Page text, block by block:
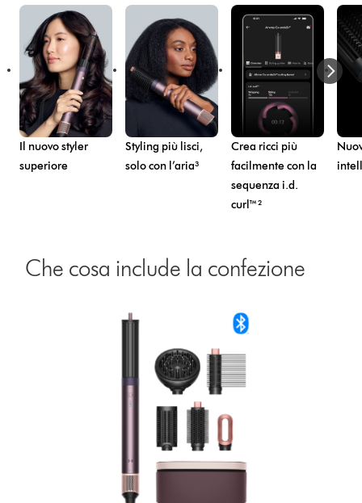
Il nuovo styler
superiore
Styling più lisci,
solo con l’aria³
Crea ricci più
facilmente con la
sequenza i.d.
curl™²
Che cosa include la confezione